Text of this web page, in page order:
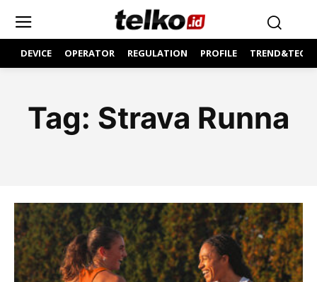
DEVICE OPERATOR REGULATION PROFILE
Tag: Strava Runna